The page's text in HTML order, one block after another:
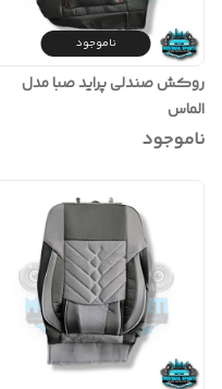
ناموجود
روکش صندلی پراید صبا مدل
الماس
ناموجود